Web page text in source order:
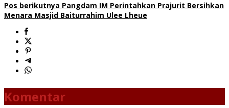
Pos berikutnya Pangdam IM Perintahkan Prajurit Bersihkan
Menara Masjid Baiturrahim Ulee Lheue
Komentar